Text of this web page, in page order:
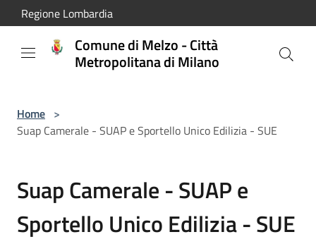
Salta al contenuto principale
Regione Lombardia
Comune di Melzo - Città
Metropolitana di Milano
Home >
Suap Camerale - SUAP e Sportello Unico Edilizia - SUE
Suap Camerale - SUAP e
Sportello Unico Edilizia - SUE